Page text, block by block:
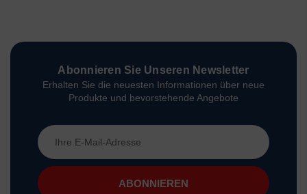
Abonnieren Sie Unseren Newsletter
Erhalten Sie die neuesten Informationen über neue
Produkte und bevorstehende Angebote
E-
Mail-
Adresse